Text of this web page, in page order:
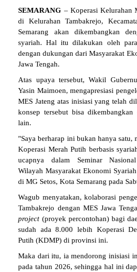
SEMARANG – Koperasi Kelurahan
di Kelurahan Tambakrejo,
Semarang akan dikembangkan
syariah. Hal itu dilakukan oleh
dengan dukungan dari Masyarakat
Jawa Tengah.
Atas upaya tersebut, Wakil
Yasin Maimoen, mengapresiasi
MES Jateng atas inisiasi yang telah
konsep tersebut bisa dikembangkan
lain.
"Saya berharap ini bukan hanya satu,
Koperasi Merah Putih berbasis
ucapnya dalam Seminar
Wilayah Masyarakat Ekonomi
di MG Setos, Kota Semarang pada
Wagub menyatakan, kolaborasi
Tambakrejo dengan MES Jawa
project(proyek percontohan) bagi
sudah ada 8.000 lebih Koperasi
Putih (KDMP) di provinsi ini.
Maka dari itu, ia mendorong inisiasi
pada tahun 2026, sehingga hal ini